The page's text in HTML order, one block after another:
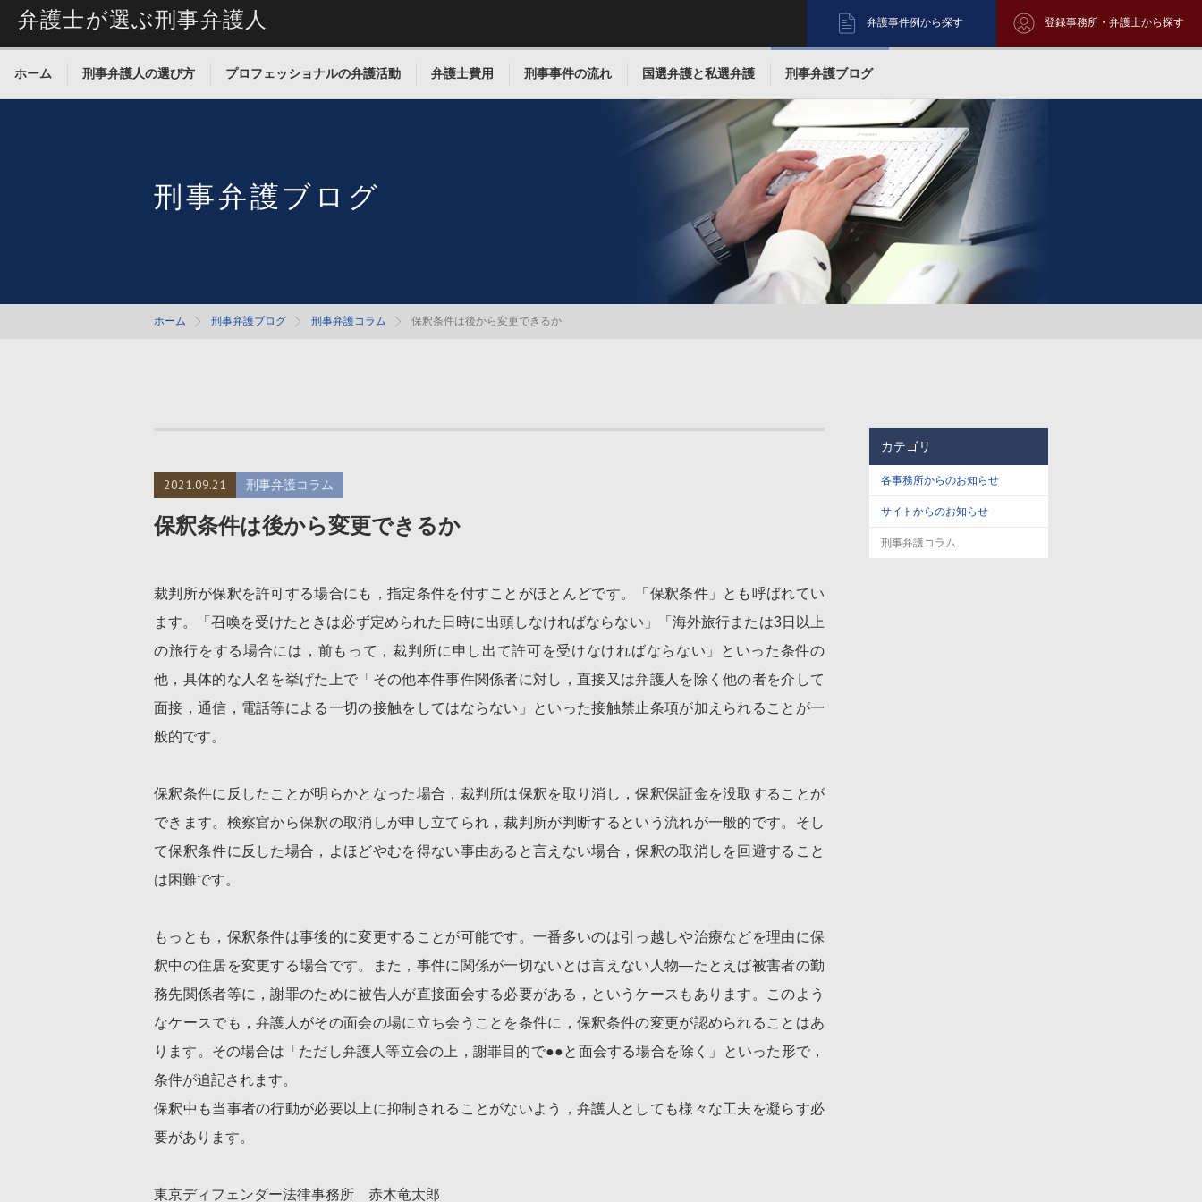
弁護士が選ぶ刑事弁護人 弁護事件例から探す 登録事務所・弁護士から探す
ホーム 刑事弁護人の選び方 プロフェッショナルの弁護活動 弁護士費用 刑事事件の流れ 国選弁護と私選弁護 刑事弁護ブログ
刑事弁護ブログ
ホーム 刑事弁護ブログ 刑事弁護コラム 保釈条件は後から変更できるか
2021.09.21 刑事弁護コラム
保釈条件は後から変更できるか
裁判所が保釈を許可する場合にも，指定条件を付すことがほとんどです。「保釈条件」とも呼ばれてい
ます。「召喚を受けたときは必ず定められた日時に出頭しなければならない」「海外旅行または3日以上
の旅行をする場合には，前もって，裁判所に申し出て許可を受けなければならない」といった条件の
他，具体的な人名を挙げた上で「その他本件事件関係者に対し，直接又は弁護人を除く他の者を介して
面接，通信，電話等による一切の接触をしてはならない」といった接触禁止条項が加えられることが一
般的です。
保釈条件に反したことが明らかとなった場合，裁判所は保釈を取り消し，保釈保証金を没取することが
できます。検察官から保釈の取消しが申し立てられ，裁判所が判断するという流れが一般的です。そし
て保釈条件に反した場合，よほどやむを得ない事由あると言えない場合，保釈の取消しを回避すること
は困難です。
もっとも，保釈条件は事後的に変更することが可能です。一番多いのは引っ越しや治療などを理由に保
釈中の住居を変更する場合です。また，事件に関係が一切ないとは言えない人物―たとえば被害者の勤
務先関係者等に，謝罪のために被告人が直接面会する必要がある，というケースもあります。このよう
なケースでも，弁護人がその面会の場に立ち会うことを条件に，保釈条件の変更が認められることはあ
ります。その場合は「ただし弁護人等立会の上，謝罪目的で●●と面会する場合を除く」といった形で，
条件が追記されます。
保釈中も当事者の行動が必要以上に抑制されることがないよう，弁護人としても様々な工夫を凝らす必
要があります。
東京ディフェンダー法律事務所 赤木竜太郎
カテゴリ
各事務所からのお知らせ
サイトからのお知らせ
刑事弁護コラム